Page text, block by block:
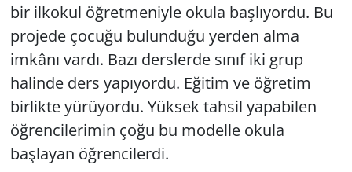
bir ilkokul öğretmeniyle okula başlıyordu. Bu
projede çocuğu bulunduğu yerden alma
imkânı vardı. Bazı derslerde sınıf iki grup
halinde ders yapıyordu. Eğitim ve öğretim
birlikte yürüyordu. Yüksek tahsil yapabilen
öğrencilerimin çoğu bu modelle okula
başlayan öğrencilerdi.